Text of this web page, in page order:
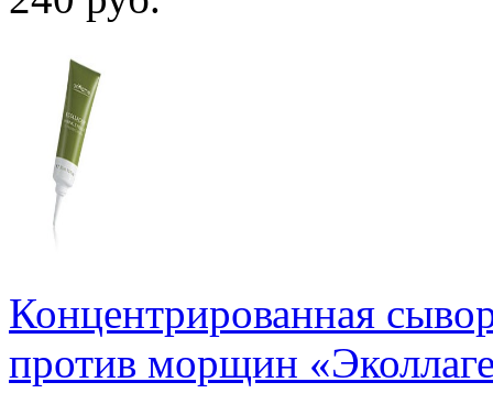
Концентрированная
против морщин